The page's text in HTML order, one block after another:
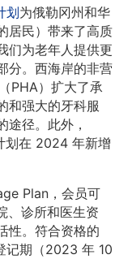
划为俄勒冈州和华
居民）带来了高质
们为老年人提供更
分。西海岸的非营
PHA）扩大了承
和强大的牙科服
途径。此外，
在 2024 年新增
Plan，会员可
、诊所和医生资
性。符合资格的
记期（2023 年 10